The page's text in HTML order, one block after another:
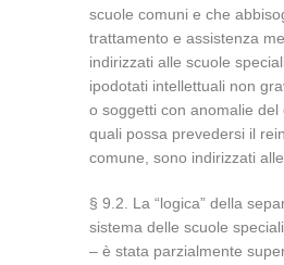
scuole comuni e che
trattamento e assistenza
indirizzati alle scuole
ipodotati intellettuali non
o soggetti con anomalie
quali possa prevedersi il
comune, sono indirizzati
§ 9.2. La “logica” della
sistema delle scuole
– è stata parzialmente